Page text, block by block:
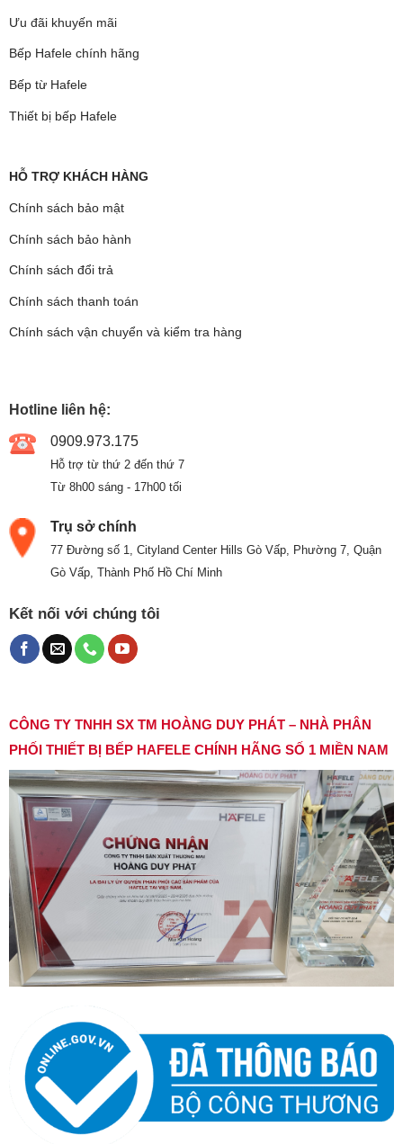
Ưu đãi khuyến mãi
Bếp Hafele chính hãng
Bếp từ Hafele
Thiết bị bếp Hafele
HỖ TRỢ KHÁCH HÀNG
Chính sách bảo mật
Chính sách bảo hành
Chính sách đổi trả
Chính sách thanh toán
Chính sách vận chuyển và kiểm tra hàng
Hotline liên hệ:
0909.973.175
Hỗ trợ từ thứ 2 đến thứ 7
Từ 8h00 sáng - 17h00 tối
Trụ sở chính
77 Đường số 1, Cityland Center Hills Gò Vấp, Phường 7, Quận
Gò Vấp, Thành Phố Hồ Chí Minh
Kết nối với chúng tôi
CÔNG TY TNHH SX TM HOÀNG DUY PHÁT – NHÀ PHÂN
PHỐI THIẾT BỊ BẾP HAFELE CHÍNH HÃNG SỐ 1 MIỀN NAM